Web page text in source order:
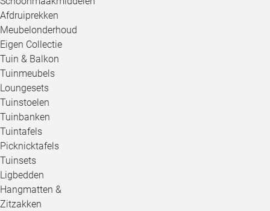
Afdruiprekken
Meubelonderhoud
Eigen Collectie
Tuin & Balkon
Tuinmeubels
Loungesets
Tuinstoelen
Tuinbanken
Tuintafels
Picknicktafels
Tuinsets
Ligbedden
Hangmatten &
Zitzakken